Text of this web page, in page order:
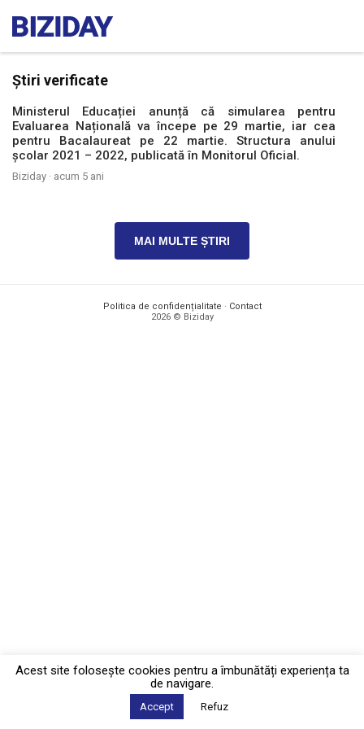
Știri verificate
Ministerul Educației anunță că simularea pentru
Evaluarea Națională va începe pe 29 martie, iar cea
pentru Bacalaureat pe 22 martie. Structura anului
școlar 2021 – 2022, publicată în Monitorul Oficial.
Biziday · acum 5 ani
MAI MULTE ȘTIRI
Politica de confidențialitate · Contact
2026 © Biziday
Acest site foloseşte cookies pentru a îmbunătăți experiența ta
de navigare.
Accept Refuz